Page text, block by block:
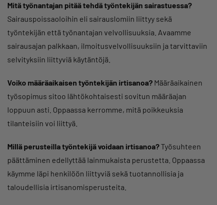
Mitä työnantajan pitää tehdä työntekijän sairastuessa?
Sairauspoissaoloihin eli sairauslomiin liittyy sekä
työntekijän että työnantajan velvollisuuksia. Avaamme
sairausajan palkkaan, ilmoitusvelvollisuuksiin ja tarvittaviin
selvityksiin liittyviä käytäntöjä.
Voiko määräaikaisen työntekijän irtisanoa? Määräaikainen
työsopimus sitoo lähtökohtaisesti sovitun määräajan
loppuun asti. Oppaassa kerromme, mitä poikkeuksia
tilanteisiin voi liittyä.
Millä perusteilla työntekijä voidaan irtisanoa?Työsuhteen
päättäminen edellyttää lainmukaista perustetta. Oppaassa
käymme läpi henkilöön liittyviä sekä tuotannollisia ja
taloudellisia irtisanomisperusteita.